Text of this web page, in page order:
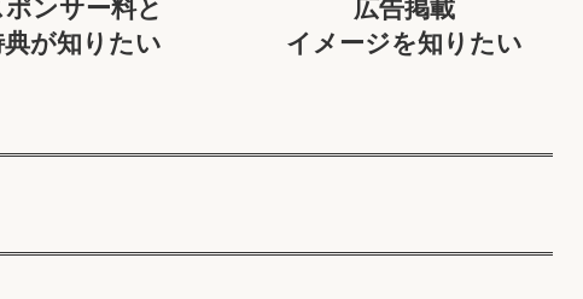
ポンサー料と
典が知りたい
広告掲載
イメージを知りたい